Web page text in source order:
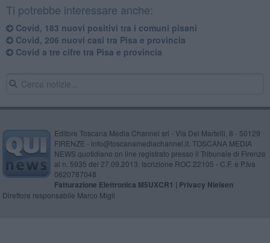
Ti potrebbe interessare anche:
Covid, 183 nuovi positivi tra i comuni pisani
Covid, 206 nuovi casi tra Pisa e provincia
Covid a tre cifre tra Pisa e provincia
Editore Toscana Media Channel srl - Via Dei Martelli, 8 - 50129
FIRENZE - info@toscanamediachannel.it. TOSCANA MEDIA
NEWS quotidiano on line registrato presso il Tribunale di Firenze
al n. 5935 del 27.09.2013. Iscrizione ROC 22105 - C.F. e P.Iva
0620787048
Fatturazione Elettronica M5UXCR1 | Privacy Nielsen
Direttore responsabile Marco Migli